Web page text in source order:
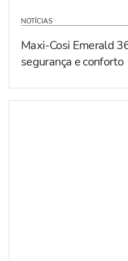
NOTÍCIAS
Maxi-Cosi Emerald
segurança e conforto